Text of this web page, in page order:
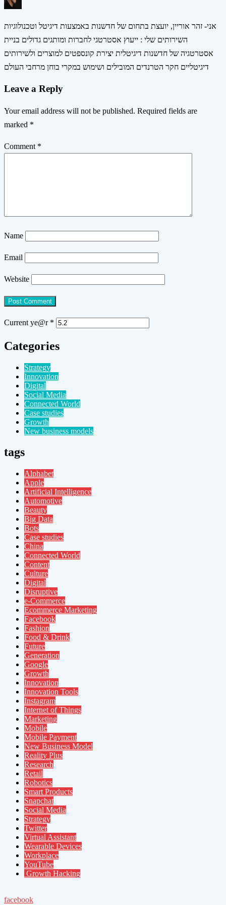
אני- זהר אוריין, יועצת בתחום של חדשנות באמצעות דיגיטל וטכנולוגיות
השירותים שלי : ייעוץ אסטרטגי לחברות ומותגים גדולים בניית
אסטרטגיה של חדשנות דיגיטלית יצירת קונספטים למוצרים ולשירותים
דיגיטליים חקר הטרנדים המובילים ושימוש במקרי בוחן מרחבי העולם
Leave a Reply
Your email address will not be published. Required fields are
marked *
Comment *
Name
Email
Website
Current ye@r *
Categories
Strategy
Innovation
Digital
Social Media
Connected World
Case studies
Growth
New business models
tags
Alphabet
Apple
Artificial Intelligence
Automotive
Beauty
Big Data
Bots
Case studies
China
Connected World
Content
Culture
Digital
Disruptive
e-Commerce
Ecommerce Marketing
Facebook
Fashion
Food & Drink
Future
Generation
Google
Growth
Innovation
Innovation Tools
Instagram
Internet of Things
Marketing
Mobile
Mobile Payment
New Business Model
Reality Plus
Research
Retail
Robotics
Smart Products
Snapchat
Social Media
Strategy
Twitter
Virtual Assistant
Wearable Devices
Workplace
YouTube
Growth Hacking
facebook